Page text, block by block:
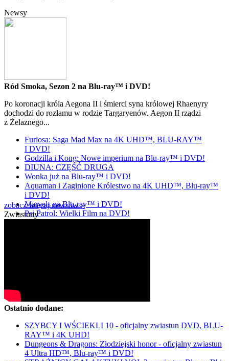
Newsy
Ród Smoka, Sezon 2 na Blu-ray™ i DVD!
Po koronacji króla Aegona II i śmierci syna królowej Rhaenyry
dochodzi do rozłamu w rodzie Targaryenów. Aegon II rządzi
z Żelaznego...
Furiosa: Saga Mad Max na 4K UHD™, BLU-RAY™
I DVD!
Godzilla i Kong: Nowe imperium na Blu-ray™ i DVD!
DIUNA: CZĘŚĆ DRUGA
Wonka już na Blu-ray™ i DVD!
Aquaman i Zaginione Królestwo na 4K UHD™, Blu-ray™
i DVD!
Marvels na Blu-ray™ i DVD!
Psi Patrol: Wielki Film na DVD!
zobacz więcej newsów »
Zwiastuny
Ostatnio dodane:
SZYBCY I WŚCIEKLI 10 - oficjalny zwiastun DVD, BLU-
RAY™ i 4K UHD!
Dungeons & Dragons: Złodziejski honor - oficjalny zwiastun
4 Ultra HD™, Blu-ray™ i DVD!